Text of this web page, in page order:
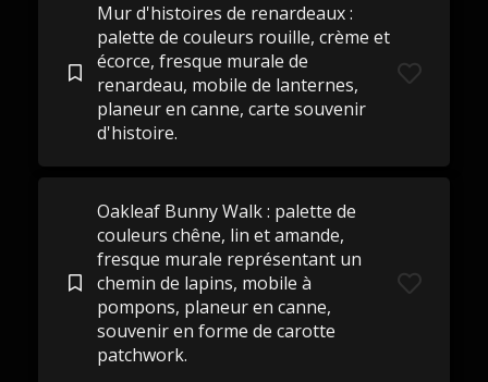
Mur d'histoires de renardeaux :
palette de couleurs rouille, crème et
écorce, fresque murale de
renardeau, mobile de lanternes,
planeur en canne, carte souvenir
d'histoire.
Oakleaf Bunny Walk : palette de
couleurs chêne, lin et amande,
fresque murale représentant un
chemin de lapins, mobile à
pompons, planeur en canne,
souvenir en forme de carotte
patchwork.